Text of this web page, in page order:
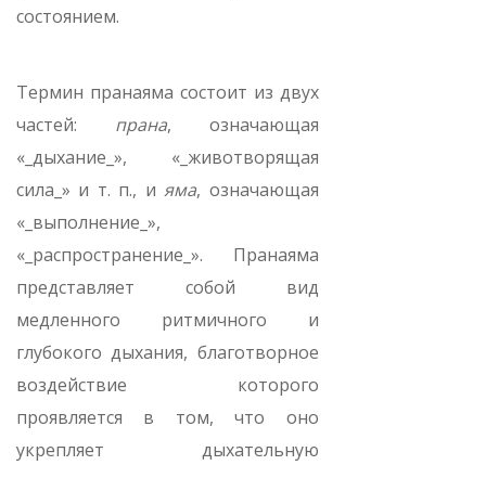
состоянием.
Термин пранаяма состоит из двух
частей: прана, означающая
«_дыхание_», «_животворящая
сила_» и т. п., ияма, означающая
«_выполнение_»,
«_распространение_». Пранаяма
представляет собой вид
медленного ритмичного и
глубокого дыхания, благотворное
воздействие которого
проявляется в том, что оно
укрепляет дыхательную